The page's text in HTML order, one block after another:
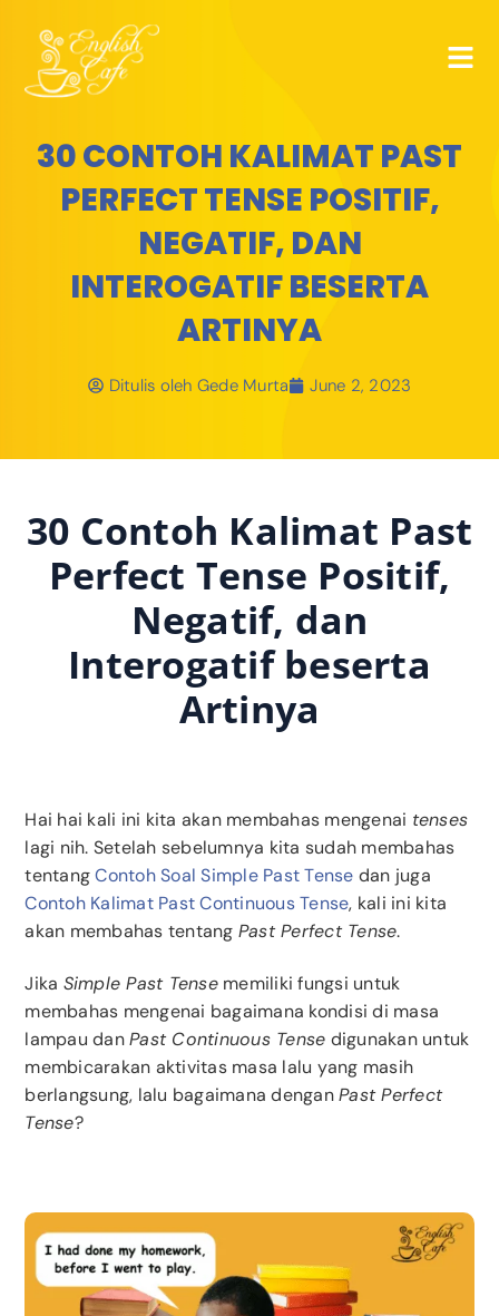
30 CONTOH KALIMAT PAST
PERFECT TENSE POSITIF,
NEGATIF, DAN
INTEROGATIF BESERTA
ARTINYA
Ditulis oleh Gede Murta June 2, 2023
30 Contoh Kalimat Past
Perfect Tense Positif,
Negatif, dan
Interogatif beserta
Artinya
Hai hai kali ini kita akan membahas mengenai tenses
lagi nih. Setelah sebelumnya kita sudah membahas
tentangContoh Soal Simple Past Tense dan juga
Contoh Kalimat Past Continuous Tense, kali ini kita
akan membahas tentang Past Perfect Tense.
Jika Simple Past Tensememiliki fungsi untuk
membahas mengenai bagaimana kondisi di masa
lampau danPast Continuous Tense digunakan untuk
membicarakan aktivitas masa lalu yang masih
berlangsung, lalu bagaimana denganPast Perfect
Tense?